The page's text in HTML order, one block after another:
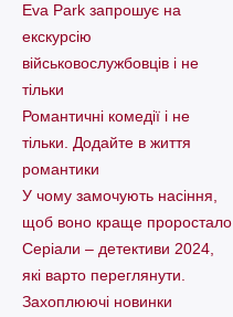
Eva Park запрошує на
екскурсію
військовослужбовців і не
тільки
Романтичні комедії і не
тільки. Додайте в життя
романтики
У чому замочують насіння,
щоб воно краще проростало
Серіали – детективи 2024,
які варто пеpеглянути.
Захоплюючі новинки